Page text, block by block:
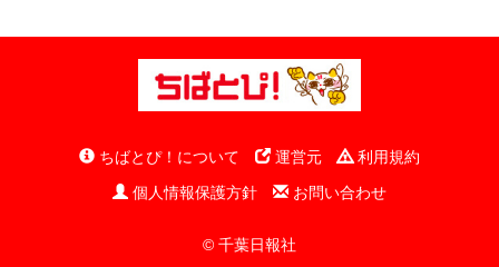
ちばとぴ！について 運営元
利用規約
個人情報保護方針
お問い合わせ
© 千葉日報社